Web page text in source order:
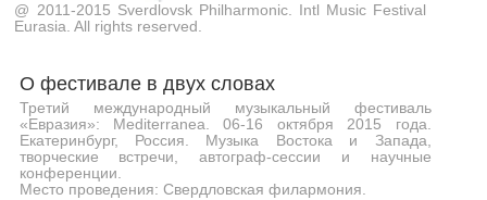
@ 2011-2015 Sverdlovsk Philharmonic. Intl Music Festival
Eurasia. All rights reserved.
О фестивале в двух словах
Третий международный музыкальный фестиваль
«Евразия»: Mediterranea. 06-16 октября 2015 года.
Екатеринбург, Россия. Музыка Востока и Запада,
творческие встречи, автограф-сессии и научные
конференции.
Место проведения: Свердловская филармония.